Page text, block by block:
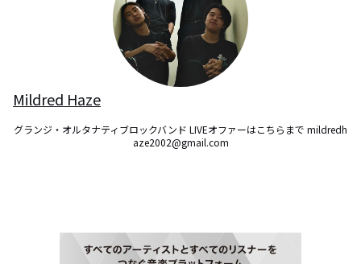
Mildred Haze
グランジ・オルタナティブロックバンド LIVEオファーはこちらまで mildredh
aze2002@gmail.com